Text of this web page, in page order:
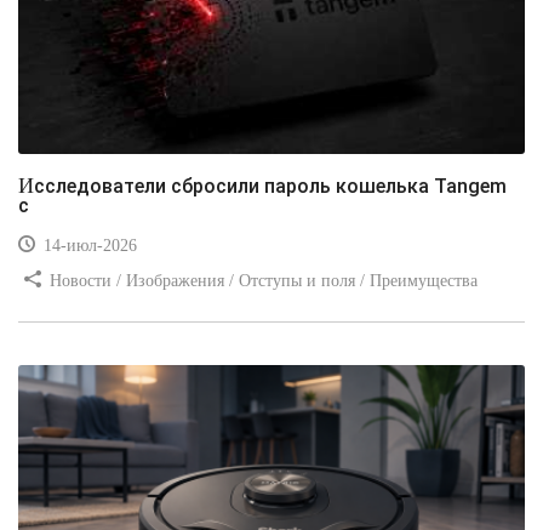
Исследователи сбросили пароль кошелька Tangem
с
14-июл-2026
Новости / Изображения / Отступы и поля / Преимущества